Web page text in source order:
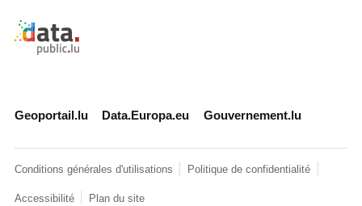
Retour à l'accueil de data.public.lu
Geoportail.lu Data.Europa.eu Gouvernement.lu
Conditions générales d'utilisations Politique de confidentialité
Accessibilité Plan du site